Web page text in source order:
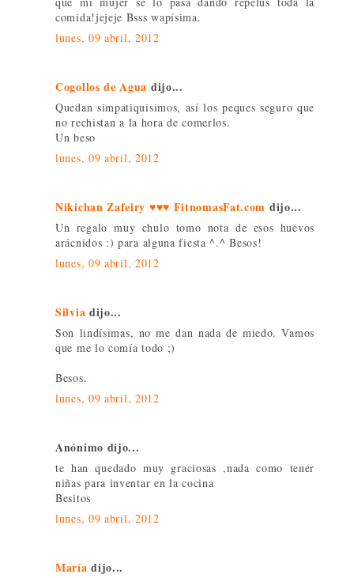
comida!jejeje Bsss wapísima.
lunes, 09 abril, 2012
Cogollos de Agua dijo...
Quedan simpatiquisimos, así los peques seguro que
no rechistan a la hora de comerlos.
Un beso
lunes, 09 abril, 2012
Nikichan Zafeiry ♥♥♥ FitnomasFat.com dijo...
Un regalo muy chulo tomo nota de esos huevos
arácnidos :) para alguna fiesta ^.^ Besos!
lunes, 09 abril, 2012
Silvia dijo...
Son lindísimas, no me dan nada de miedo. Vamos
que me lo comía todo ;)
Besos.
lunes, 09 abril, 2012
Anónimo dijo...
te han quedado muy graciosas ,nada como tener
niñas para inventar en la cocina
Besitos
lunes, 09 abril, 2012
María dijo...